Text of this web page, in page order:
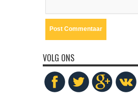
VOLG ONS